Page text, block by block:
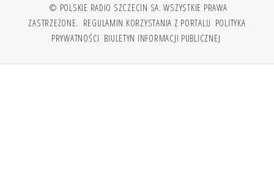
© POLSKIE RADIO SZCZECIN SA. WSZYSTKIE PRAWA
ZASTRZEŻONE. REGULAMIN KORZYSTANIA Z PORTALU POLITYKA
PRYWATNOŚCI BIULETYN INFORMACJI PUBLICZNEJ